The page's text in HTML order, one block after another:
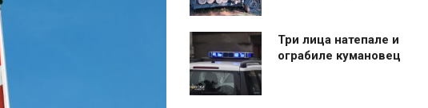
Три лица натепале и
ограбиле кумановец